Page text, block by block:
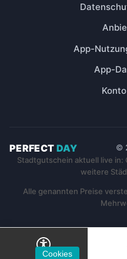
App-
App-
PERFECT DAY
©
Stadtgutschein aktuell live in:
weitere
Alle genannten Preise
Cookies